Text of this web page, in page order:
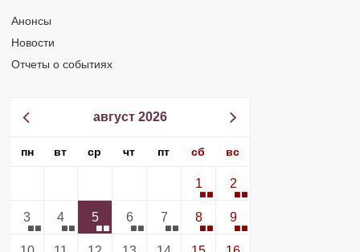
Анонсы
Новости
Отчеты о событиях
август 2026
пн вт ср чт пт сб вс
1 2
3 4 5 6 7 8 9